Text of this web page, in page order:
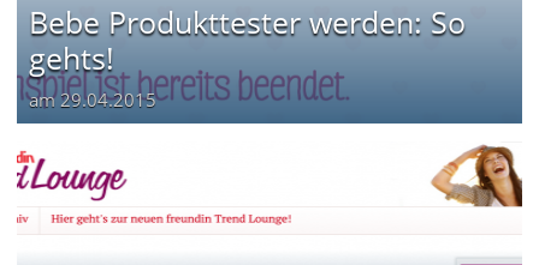
Bebe Produkttester werden: So
gehts!
am29.04.2015